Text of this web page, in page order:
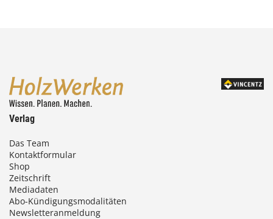
Verlag
Das Team
Kontaktformular
Shop
Zeitschrift
Mediadaten
Abo-Kündigungsmodalitäten
Newsletteranmeldung